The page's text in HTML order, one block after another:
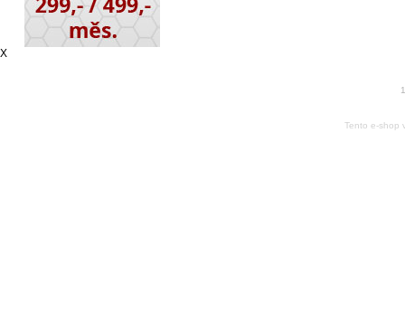
X
Tento e-shop